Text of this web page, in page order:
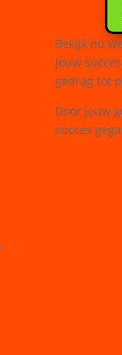
Bekijk nu
jouw
gedrag tot
Door jouw
succes